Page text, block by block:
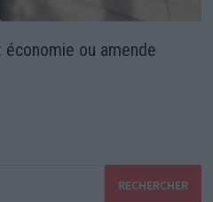
économie ou amende
RECHERCHER